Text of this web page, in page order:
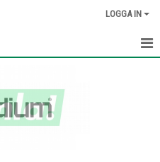
LOGGA IN